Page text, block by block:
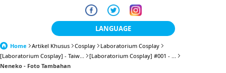
LANGUAGE
日本語
Home Artikel Khusus Cosplay
Laboratorium Cosplay
[Laboratorium Cosplay] - Taiw...
[Laboratorium Cosplay] #001 - ...
Neneko - Foto Tambahan